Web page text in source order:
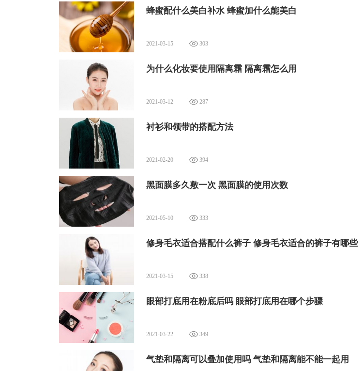
3、然后将牛奶、蛋清以及蜂蜜以一定的比例混合成面膜，在敷于面部，就
奶的面膜的补水与美白效果了。
蜂蜜配什么美白补水 蜂蜜加什么能美白
2021-03-15 303
为什么化妆要使用隔离霜 隔离霜怎么用
2021-03-12 287
衬衫和领带的搭配方法
2021-02-20 394
黑面膜多久敷一次 黑面膜的使用次数
2021-05-10 333
​修身毛衣适合搭配什么裤子 ​修身毛衣适合的裤子有哪些
2021-03-15 338
眼部打底用在粉底后吗 眼部打底用在哪个步骤
2021-03-22 349
气垫和隔离可以叠加使用吗 气垫和隔离能不能一起用